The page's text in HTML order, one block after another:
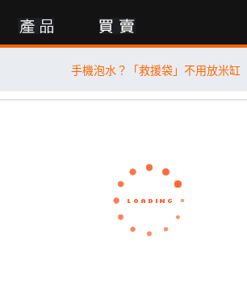
手機泡水？「救援袋」不用放米缸